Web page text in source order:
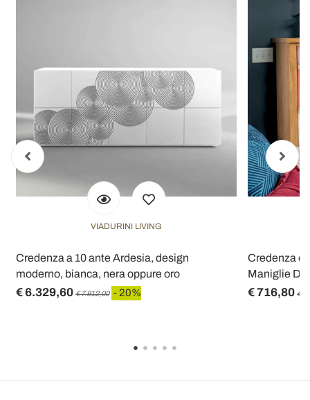
VIADURINI LIVING
Credenza a 10 ante Ardesia, design
moderno, bianca, nera oppure oro
€ 6.329,60 € 7.912,00 - 20%
Credenza
Maniglie
€ 716,80 €